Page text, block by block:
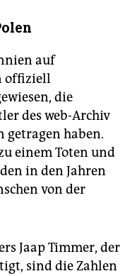
auf
offiziell
die
des web-Archiv
getragen haben.
einem Toten und
in den Jahren
von der
Jaap Timmer, der
sind die Zahlen